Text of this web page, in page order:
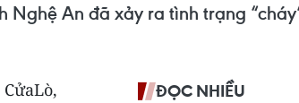
An đã xảy ra tình trạng
ĐỌC NHIỀU